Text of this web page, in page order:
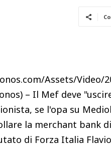
Assets/Video/
– Il Mef deve
se l'opa su
la merchant bank
di Forza Italia